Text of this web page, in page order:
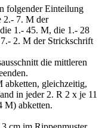
folgender Einteilung
2.- 7. M der
1.- 45. M, die 1.- 28
2. M der Strickschrift
die mittleren
abketten, gleichzeitig,
in jeder 2. R 2 x je 11
M) abketten.